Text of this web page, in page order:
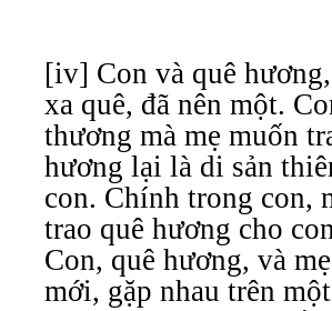
[iv] Con và quê
xa quê, đã nên một.
thương mà mẹ muốn
hương lại là di sản
con. Chính trong con,
trao quê hương cho
Con, quê hương, và
mới, gặp nhau trên